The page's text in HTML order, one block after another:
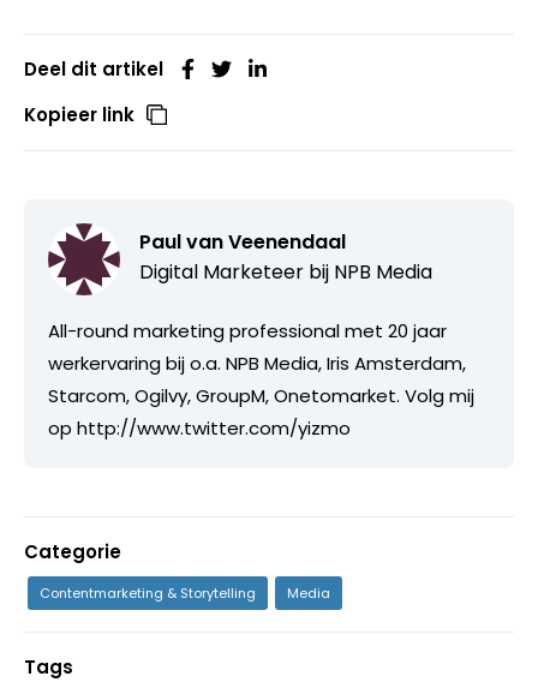
Deel dit artikel
Kopieer link
Paul van Veenendaal
Digital Marketeer bij NPB Media
All-round marketing professional met 20 jaar
werkervaring bij o.a. NPB Media, Iris Amsterdam,
Starcom, Ogilvy, GroupM, Onetomarket. Volg mij
op http://www.twitter.com/yizmo
Categorie
Contentmarketing & Storytelling Media
Tags